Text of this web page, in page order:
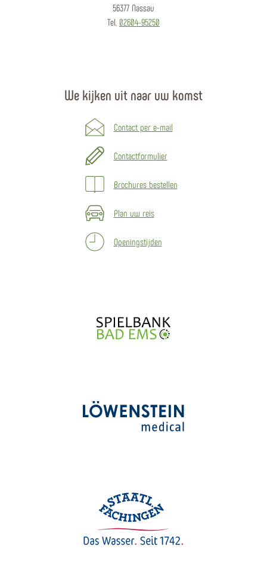
56377 Nassau
Tel. 02604-95250
We kijken uit naar uw komst
Contact per e-mail
Contactformulier
Brochures bestellen
Plan uw reis
Openingstijden